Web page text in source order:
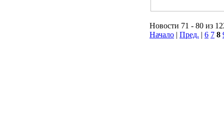
Новости 71 - 80 из
Начало | Пред. | 6 7 8